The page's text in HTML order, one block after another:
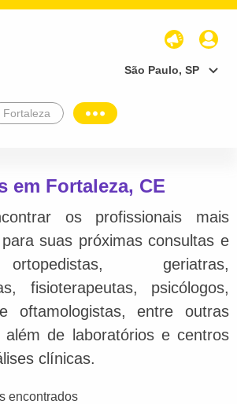
São Paulo, SP
Fortaleza
em Fortaleza, CE
os profissionais mais
suas próximas consultas e
geriatras,
fisioterapeutas, psicólogos,
oftamologistas, entre outras
além de laboratórios e centros
clínicas.
encontrados